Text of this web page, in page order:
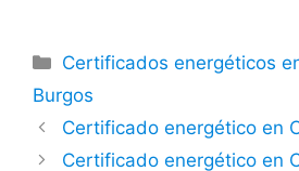
Categorías
Certificados energéticos
Burgos
Certificado energético en
Certificado energético en